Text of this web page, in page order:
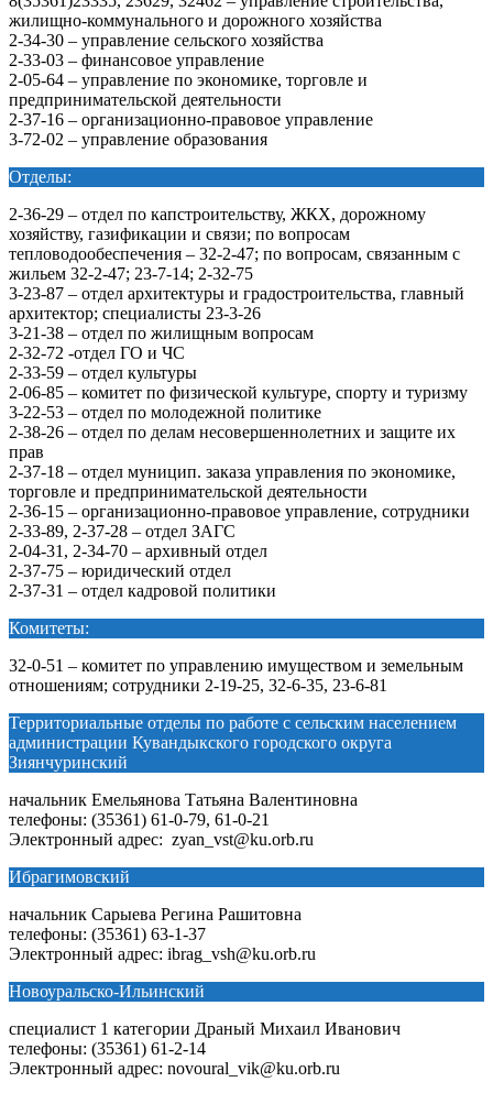
жилищно-коммунального и дорожного хозяйства
2-34-30 – управление сельского хозяйства
2-33-03 – финансовое управление
2-05-64 – управление по экономике, торговле и
предпринимательской деятельности
2-37-16 – организационно-правовое управление
3-72-02 – управление образования
Отделы:
2-36-29 – отдел по капстроительству, ЖКХ, дорожному
хозяйству, газификации и связи; по вопросам
тепловодообеспечения – 32-2-47; по вопросам, связанным с
жильем 32-2-47; 23-7-14; 2-32-75
3-23-87 – отдел архитектуры и градостроительства, главный
архитектор; специалисты 23-3-26
3-21-38 – отдел по жилищным вопросам
2-32-72 -отдел ГО и ЧС
2-33-59 – отдел культуры
2-06-85 – комитет по физической культуре, спорту и туризму
3-22-53 – отдел по молодежной политике
2-38-26 – отдел по делам несовершеннолетних и защите их
прав
2-37-18 – отдел муницип. заказа управления по экономике,
торговле и предпринимательской деятельности
2-36-15 – организационно-правовое управление, сотрудники
2-33-89, 2-37-28 – отдел ЗАГС
2-04-31, 2-34-70 – архивный отдел
2-37-75 – юридический отдел
2-37-31 – отдел кадровой политики
Комитеты:
32-0-51 – комитет по управлению имуществом и земельным
отношениям; сотрудники 2-19-25, 32-6-35, 23-6-81
Территориальные отделы по работе с сельским населением
администрации Кувандыкского городского округа
Зиянчуринский
начальник Емельянова Татьяна Валентиновна
телефоны: (35361) 61-0-79, 61-0-21
Электронный адрес: zyan_vst@ku.orb.ru
Ибрагимовский
начальник Сарыева Регина Рашитовна
телефоны: (35361) 63-1-37
Электронный адрес: ibrag_vsh@ku.orb.ru
Новоуральско-Ильинский
специалист 1 категории Драный Михаил Иванович
телефоны: (35361) 61-2-14
Электронный адрес: novoural_vik@ku.orb.ru